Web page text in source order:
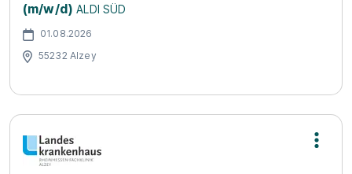
(m/w/d) ALDI SÜD
01.08.2026
55232 Alzey